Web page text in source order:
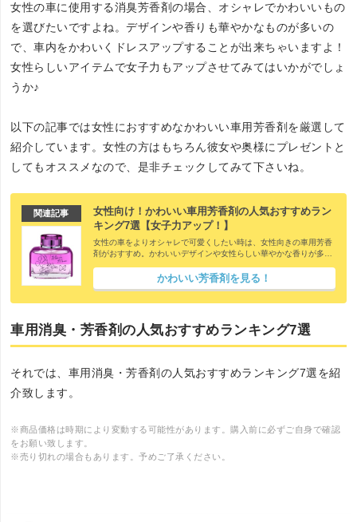
女性の車に使用する消臭芳香剤の場合、オシャレでかわいいもの
を選びたいですよね。デザインや香りも華やかなものが多いの
で、車内をかわいくドレスアップすることが出来ちゃいますよ！
女性らしいアイテムで女子力もアップさせてみてはいかがでしょ
うか♪
以下の記事では女性におすすめなかわいい車用芳香剤を厳選して
紹介しています。女性の方はもちろん彼女や奥様にプレゼントと
してもオススメなので、是非チェックしてみて下さいね。
関連記事
女性向け！かわいい車用芳香剤の人気おすすめラン
キング7選【女子力アップ！】
女性の車をよりオシャレで可愛くしたい時は、女性向きの車用芳香
剤がおすすめ。かわいいデザインや女性らしい華やかな香りが多い
なものが販売されているため、どれにしようか決め兼ねている方も
沢山いると思います。そこで今回は、女性らしい車内空間を演出し
かわいい芳香剤を見る！
車用消臭・芳香剤の人気おすすめランキング7選
それでは、車用消臭・芳香剤の人気おすすめランキング7選を紹
介致します。
※商品価格は時期により変動する可能性があります。購入前に必ずご自身で確認
をお願い致します。
※売り切れの場合もあります。予めご了承ください。